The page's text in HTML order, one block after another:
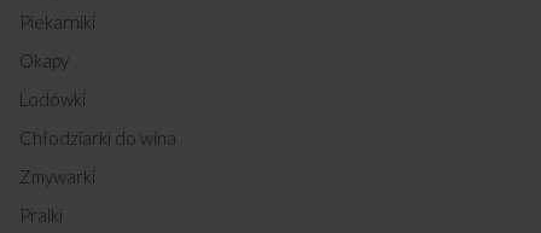
Piekarniki
Okapy
Lodówki
Chłodziarki do wina
Zmywarki
Pralki